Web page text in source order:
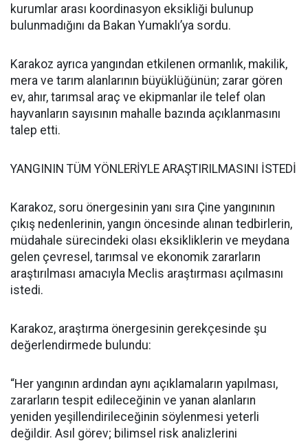
kurumlar arası koordinasyon eksikliği bulunup
bulunmadığını da Bakan Yumaklı’ya sordu.
Karakoz ayrıca yangından etkilenen ormanlık, makilik,
mera ve tarım alanlarının büyüklüğünün; zarar gören
ev, ahır, tarımsal araç ve ekipmanlar ile telef olan
hayvanların sayısının mahalle bazında açıklanmasını
talep etti.
YANGININ TÜM YÖNLERİYLE ARAŞTIRILMASINI İSTEDİ
Karakoz, soru önergesinin yanı sıra Çine yangınının
çıkış nedenlerinin, yangın öncesinde alınan tedbirlerin,
müdahale sürecindeki olası eksikliklerin ve meydana
gelen çevresel, tarımsal ve ekonomik zararların
araştırılması amacıyla Meclis araştırması açılmasını
istedi.
Karakoz, araştırma önergesinin gerekçesinde şu
değerlendirmede bulundu:
“Her yangının ardından aynı açıklamaların yapılması,
zararların tespit edileceğinin ve yanan alanların
yeniden yeşillendirileceğinin söylenmesi yeterli
değildir. Asıl görev; bilimsel risk analizlerini